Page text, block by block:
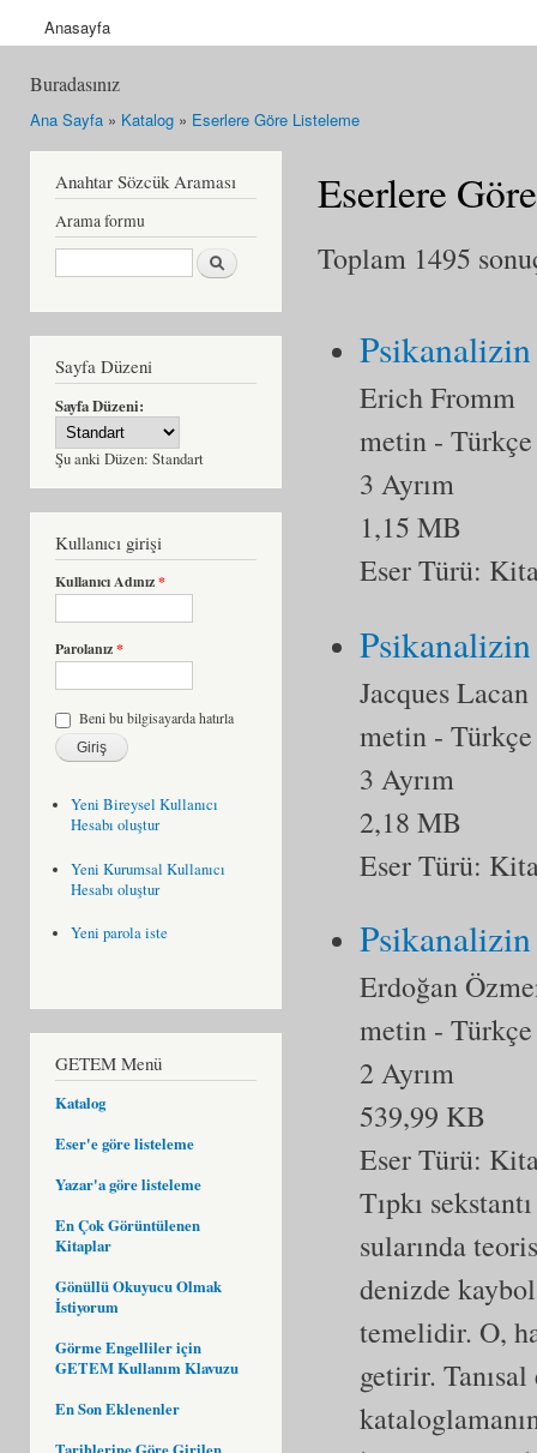
Anasayfa
Buradasınız
Ana Sayfa » Katalog » Eserlere Göre Listeleme
Anahtar Sözcük Araması
Arama formu
Ara
Sayfa Düzeni
Sayfa Düzeni:
Şu anki Düzen: Standart
Kullanıcı girişi
Kullanıcı Adınız*
Parolanız*
Beni bu bilgisayarda hatırla
Yeni Bireysel Kullanıcı
Hesabı oluştur
Yeni Kurumsal Kullanıcı
Hesabı oluştur
Yeni parola iste
GETEM Menü
Katalog
Eser'e göre listeleme
Yazar'a göre listeleme
En Çok Görüntülenen
Kitaplar
Gönüllü Okuyucu Olmak
İstiyorum
Görme Engelliler için
GETEM Kullanım Klavuzu
En Son Eklenenler
Eserlere
Toplam 1495
Psikanalizin
Erich Fromm
metin - Türkçe
3 Ayrım
1,15 MB
Eser Türü:
Jacques Lacan
metin - Türkçe
3 Ayrım
2,18 MB
Eser Türü:
Psikanalizin
Erdoğan
metin - Türkçe
2 Ayrım
539,99 KB
Eser Türü:
Tıpkı
sularında
denizde
temelidir. O,
getirir.